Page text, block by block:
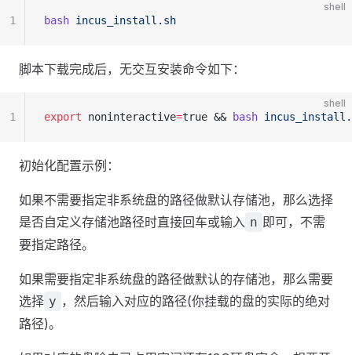
shell
bash incus_install.sh
1
脚本下载完成后，无交互安装命令如下：
shell
export noninteractive=true && bash
1
初始化配置示例：
如果不需要指定非系统盘的路径做默认存储池，那么选择
是否自定义存储池路径时直接回车或输入 n 即可，不需
要指定路径。
如果需要指定非系统盘的路径做默认的存储池，那么需要
选择 y ，然后输入对应的路径(你挂载的盘的实际的绝对
路径)。